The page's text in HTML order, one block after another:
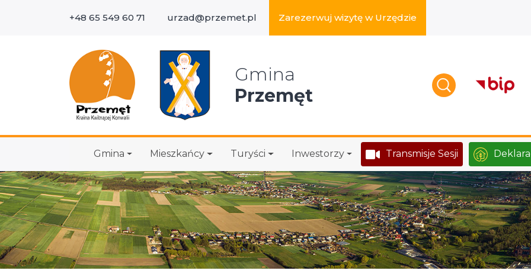
+48 65 549 60 71 urzad@przemet.pl Zarezerwuj wizytę w Urzędzie
Gmina
Przemęt
Gmina Mieszkańcy Turyści Inwestorzy Transmisje Sesji
Wyszukaj w serwisie